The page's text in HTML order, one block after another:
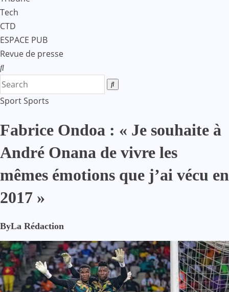
Tech
CTD
ESPACE PUB
Revue de presse
SportSports
Fabrice Ondoa : « Je souhaite à
André Onana de vivre les
mêmes émotions que j’ai vécu en
2017 »
ByLa Rédaction